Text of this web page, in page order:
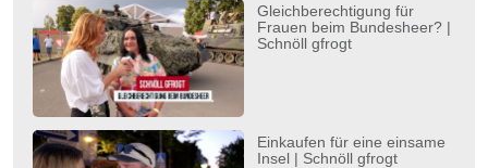
Gleichberechtigung für
Frauen beim Bundesheer? |
Schnöll gfrogt
Einkaufen für eine einsame
Insel | Schnöll gfrogt